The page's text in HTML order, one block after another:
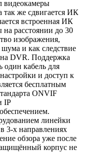
видеокамеры
так же сдвигается ИК
встроенная ИК
на расстоянии до 30
изображения,
и как следствие
на DVR. Поддержка
один кабель для
и доступ к
бесплатным
ONVIF
IP
линейки
3-х направлениях
обзора уже после
корпус не